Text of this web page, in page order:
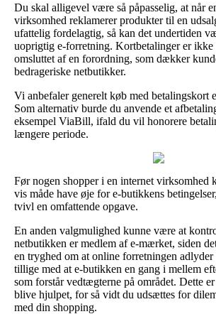
Du skal alligevel være så påpasselig, at når
virksomhed reklamerer produkter til en
ufattelig fordelagtig, så kan det undertiden
uoprigtig e-forretning. Kortbetalinger er ikke
omsluttet af en forordning, som dækker
bedrageriske netbutikker.
Vi anbefaler generelt køb med betalingskort
Som alternativ burde du anvende et
eksempel ViaBill, ifald du vil honorere
længere periode.
Før nogen shopper i en internet virksomhed
vis måde have øje for e-butikkens
tvivl en omfattende opgave.
En anden valgmulighed kunne være at
netbutikken er medlem af e-mærket, siden
en tryghed om at online forretningen adlyder
tillige med at e-butikken en gang i mellem
som forstår vedtægterne på området. Dette
blive hjulpet, for så vidt du udsættes for
med din shopping.